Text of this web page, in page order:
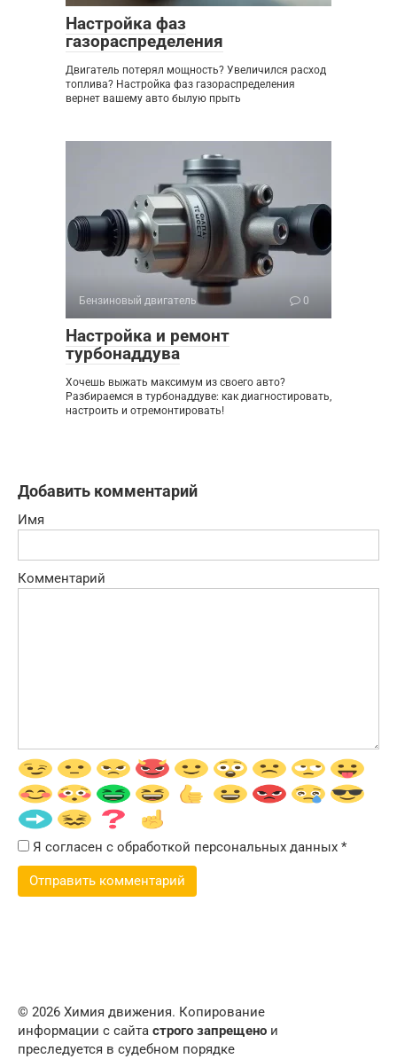
Настройка фаз
газораспределения
Двигатель потерял мощность? Увеличился расход
топлива? Настройка фаз газораспределения
вернет вашему авто былую прыть
Бензиновый двигатель 0
Настройка и ремонт
турбонаддува
Хочешь выжать максимум из своего авто?
Разбираемся в турбонаддуве: как диагностировать,
настроить и отремонтировать!
Добавить комментарий
Имя
Комментарий
Я согласен с обработкой персональных данных *
© 2026 Химия движения. Копирование
информации с сайта строго запрещено и
преследуется в судебном порядке